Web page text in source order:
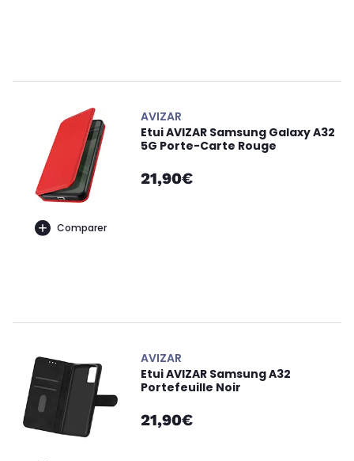
Comparer
AVIZAR
Etui AVIZAR Samsung Galaxy A32
5G Porte-Carte Rouge
21,90€
AVIZAR
Etui AVIZAR Samsung A32
Portefeuille Noir
21,90€